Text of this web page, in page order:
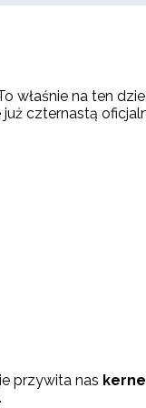
właśnie na ten
czternastą
przywita nas